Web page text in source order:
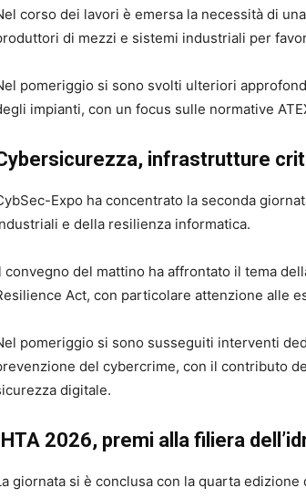
corso dei lavori è emersa la necessità di
di mezzi e sistemi industriali per
pomeriggio si sono svolti ulteriori
impianti, con un focus sulle normative
infrastrutture
Expo ha concentrato la seconda
e della resilienza informatica.
convegno del mattino ha affrontato il tema
Act, con particolare attenzione alle
pomeriggio si sono susseguiti interventi
del cybercrime, con il contributo
digitale.
2026, premi alla filiera
giornata si è conclusa con la quarta